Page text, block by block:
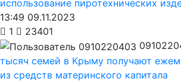
использование пиротехнических
13:49 09.11.2023
1
23401
тысяч семей в Крыму получают
из средств материнского капитала